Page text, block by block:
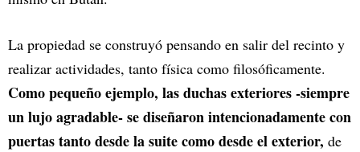
La propiedad se construyó pensando en salir del recinto y
realizar actividades, tanto física como filosóficamente.
Como pequeño ejemplo, las duchas exteriores -siempre
un lujo agradable- se diseñaron intencionadamente con
puertas tanto desde la suite como desde el exterior, de